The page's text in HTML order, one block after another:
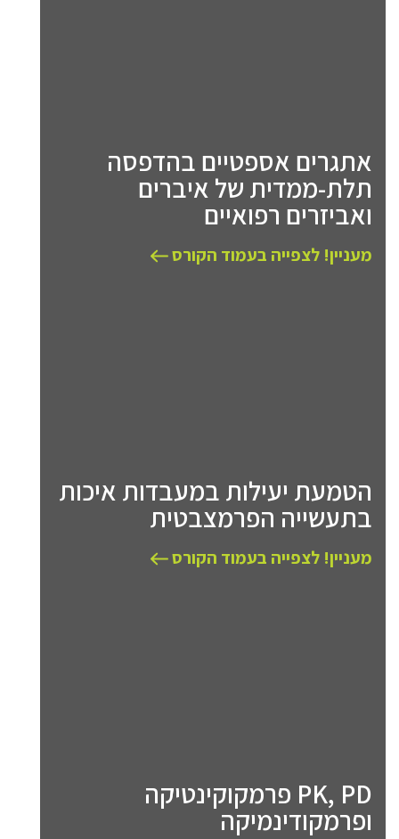
אתגרים אספטיים בהדפסה
תלת-ממדית של איברים
ואביזרים רפואיים
מעניין! לצפייה בעמוד הקורס
הטמעת יעילות במעבדות איכות
בתעשייה הפרמצבטית
מעניין! לצפייה בעמוד הקורס
PK, PD פרמקוקינטיקה
ופרמקודינמיקה